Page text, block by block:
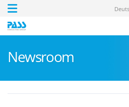
Newsroom